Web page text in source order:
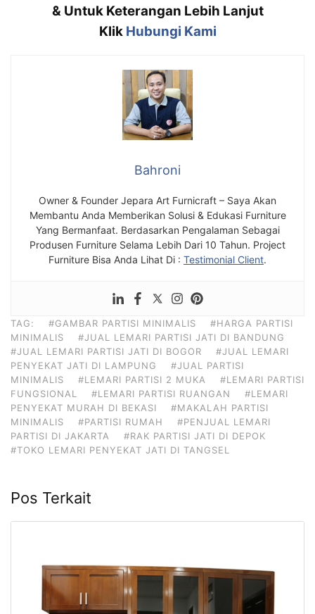
& Untuk Keterangan Lebih Lanjut
Klik Hubungi Kami
Bahroni
Owner & Founder Jepara Art Furnicraft – Saya Akan
Membantu Anda Memberikan Solusi & Edukasi Furniture
Yang Bermanfaat. Berdasarkan Pengalaman Sebagai
Produsen Furniture Selama Lebih Dari 10 Tahun. Project
Furniture Bisa Anda Lihat Di : Testimonial Client.
TAG: #GAMBAR PARTISI MINIMALIS
#HARGA PARTISI
MINIMALIS
#JUAL LEMARI PARTISI JATI DI BANDUNG
#JUAL LEMARI PARTISI JATI DI BOGOR
#JUAL LEMARI
PENYEKAT JATI DI LAMPUNG
#JUAL PARTISI
MINIMALIS
#LEMARI PARTISI 2 MUKA
#LEMARI PARTISI
FUNGSIONAL
#LEMARI PARTISI RUANGAN
#LEMARI
PENYEKAT MURAH DI BEKASI
#MAKALAH PARTISI
MINIMALIS
#PARTISI RUMAH
#PENJUAL LEMARI
PARTISI DI JAKARTA
#RAK PARTISI JATI DI DEPOK
#TOKO LEMARI PENYEKAT JATI DI TANGSEL
Pos Terkait